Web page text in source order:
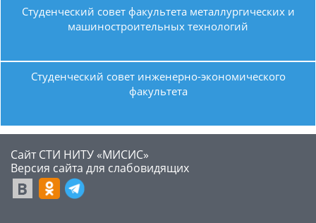
Студенческий совет факультета металлургических и
машиностроительных технологий
Студенческий совет инженерно-экономического
факультета
Сайт СТИ НИТУ «МИСИС»
​Версия сайта для слабовидящих